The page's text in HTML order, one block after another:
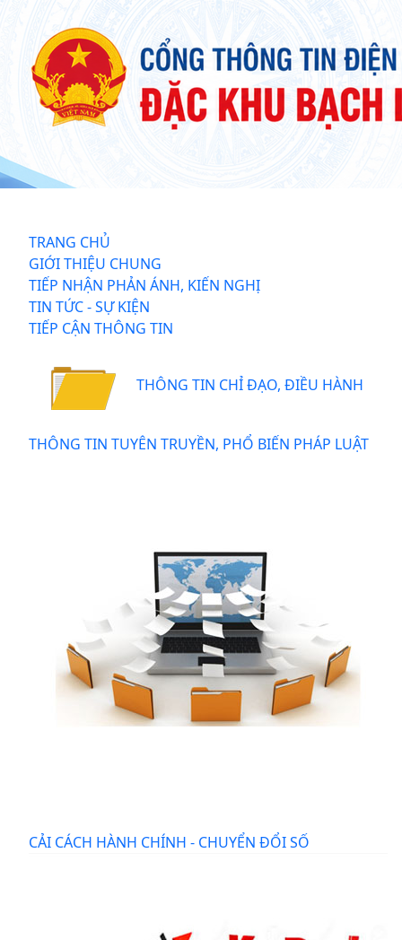
TRANG CHỦ
GIỚI THIỆU CHUNG
TIẾP NHẬN PHẢN ÁNH, KIẾN NGHỊ
TIN TỨC - SỰ KIỆN
TIẾP CẬN THÔNG TIN
THÔNG TIN CHỈ ĐẠO, ĐIỀU HÀNH
THÔNG TIN TUYÊN TRUYỀN, PHỔ BIẾN PHÁP LUẬT
CẢI CÁCH HÀNH CHÍNH - CHUYỂN ĐỔI SỐ